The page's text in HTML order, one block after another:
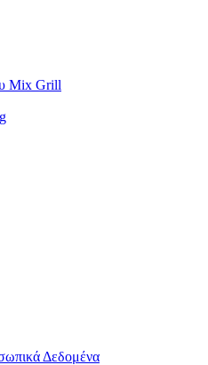
Mix Grill
Δεδομένα